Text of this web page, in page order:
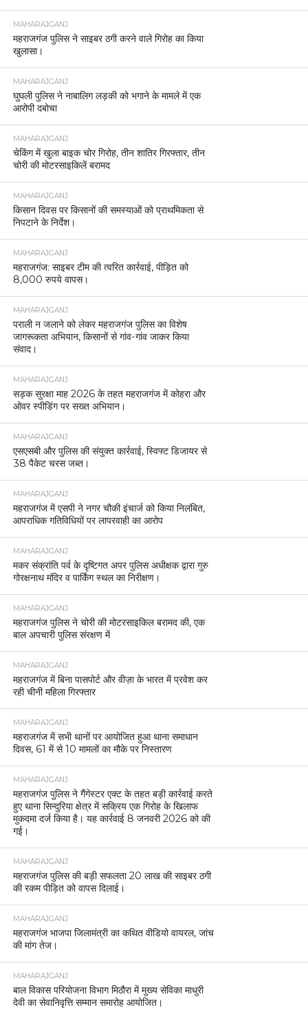
MAHARAJGANJ
महराजगंज पुलिस ने साइबर ठगी करने वाले गिरोह का किया
खुलासा।
MAHARAJGANJ
घुघली पुलिस ने नाबालिग लड़की को भगाने के मामले में एक
आरोपी दबोचा
MAHARAJGANJ
चेकिंग में खुला बाइक चोर गिरोह, तीन शातिर गिरफ्तार, तीन
चोरी की मोटरसाइकिलें बरामद
MAHARAJGANJ
किसान दिवस पर किसानों की समस्याओं को प्राथमिकता से
निपटाने के निर्देश।
MAHARAJGANJ
महराजगंज: साइबर टीम की त्वरित कार्रवाई, पीड़ित को
8,000 रुपये वापस।
MAHARAJGANJ
पराली न जलाने को लेकर महराजगंज पुलिस का विशेष
जागरूकता अभियान, किसानों से गांव-गांव जाकर किया
संवाद।
MAHARAJGANJ
सड़क सुरक्षा माह 2026 के तहत महराजगंज में कोहरा और
ओवर स्पीडिंग पर सख्त अभियान।
MAHARAJGANJ
एसएसबी और पुलिस की संयुक्त कार्रवाई, स्विफ्ट डिजायर से
38 पैकेट चरस जब्त।
MAHARAJGANJ
महराजगंज में एसपी ने नगर चौकी इंचार्ज को किया निलंबित,
आपराधिक गतिविधियों पर लापरवाही का आरोप
MAHARAJGANJ
मकर संक्रांति पर्व के दृष्टिगत अपर पुलिस अधीक्षक द्वारा गुरु
गोरक्षनाथ मंदिर व पार्किंग स्थल का निरीक्षण।
MAHARAJGANJ
महराजगंज पुलिस ने चोरी की मोटरसाइकिल बरामद की, एक
बाल अपचारी पुलिस संरक्षण में
MAHARAJGANJ
महराजगंज में बिना पासपोर्ट और वीज़ा के भारत में प्रवेश कर
रही चीनी महिला गिरफ्तार
MAHARAJGANJ
महराजगंज में सभी थानों पर आयोजित हुआ थाना समाधान
दिवस, 61 में से 10 मामलों का मौके पर निस्तारण
MAHARAJGANJ
महराजगंज पुलिस ने गैंगेस्टर एक्ट के तहत बड़ी कार्रवाई करते
हुए थाना सिन्दुरिया क्षेत्र में सक्रिय एक गिरोह के खिलाफ
मुकदमा दर्ज किया है। यह कार्रवाई 8 जनवरी 2026 को की
गई।
MAHARAJGANJ
महराजगंज पुलिस की बड़ी सफलता 20 लाख की साइबर ठगी
की रकम पीड़ित को वापस दिलाई।
MAHARAJGANJ
महराजगंज भाजपा जिलामंत्री का कथित वीडियो वायरल, जांच
की मांग तेज।
MAHARAJGANJ
बाल विकास परियोजना विभाग मिठौरा में मुख्य सेविका माधुरी
देवी का सेवानिवृत्ति सम्मान समारोह आयोजित।